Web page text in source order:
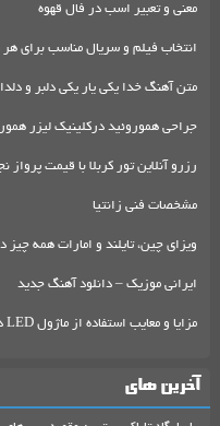
معنی و تعبیر اسب در فال قهوه
انتخاب فیلم و سریال مناسب برای
متن آهنگ خدا یکی یار یکی دلبر و
جراحی هموروئید درکلینیک لیزر
رزرو آنلاین تور کربلا با قیمت
مشخصات فنی زانتیا
ویزای چین، تایلند و امارات همه چیز
ایرانی موزیک – دانلود آهنگ جدید
مزایا و معایب استفاده از ماژول LED در روشنایی خانگ
آخرین های